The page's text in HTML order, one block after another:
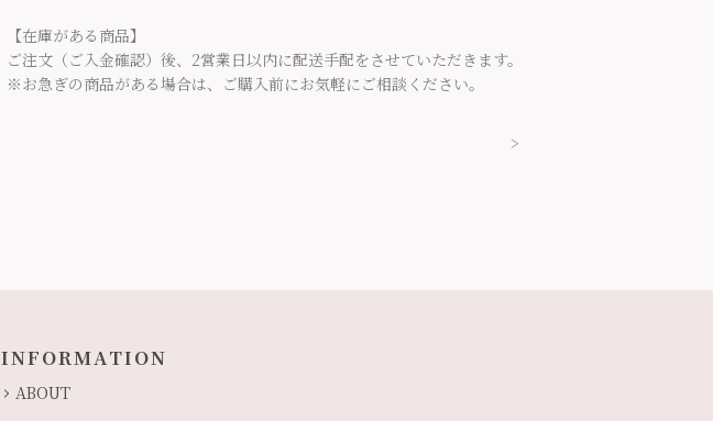
【在庫がある商品】
ご注文（ご入金確認）後、2営業日以内に配送手配をさせていただきます。
※お急ぎの商品がある場合は、ご購入前にお気軽にご相談ください。
>
INFORMATION
ABOUT